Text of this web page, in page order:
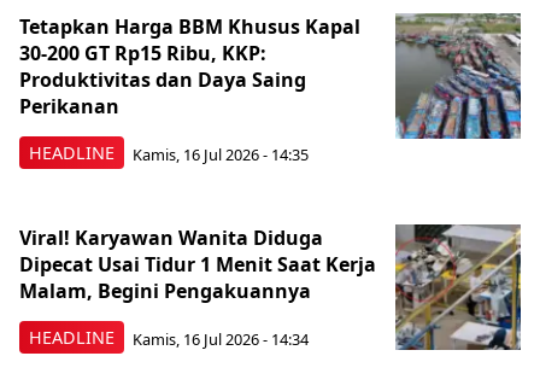
HEADLINE
Tetapkan Harga BBM Khusus Kapal
30-200 GT Rp15 Ribu, KKP:
Produktivitas dan Daya Saing
Perikanan
Kamis, 16 Jul 2026 - 14:35
HEADLINE
Viral! Karyawan Wanita Diduga
Dipecat Usai Tidur 1 Menit Saat Kerja
Malam, Begini Pengakuannya
Kamis, 16 Jul 2026 - 14:34